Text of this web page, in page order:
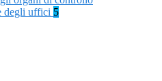
degli uffici 5